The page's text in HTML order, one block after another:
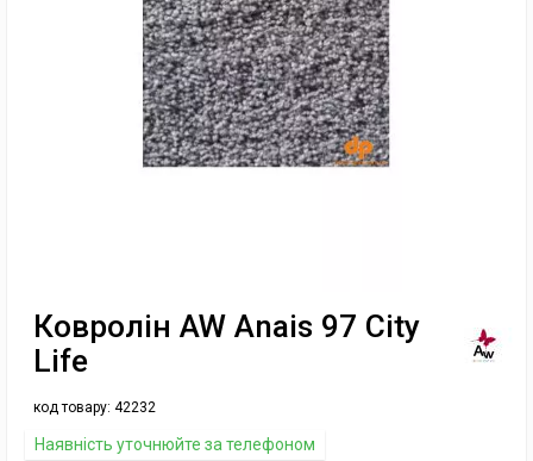
Ковролін AW Anais 97 City
Life
код товару: 42232
Наявність уточнюйте за телефоном